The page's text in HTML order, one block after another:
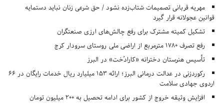
مهریه قربانی تصمیمات شتاب‌زده نشود / حق شرعی زنان نباید دستمایه
قوانین عجولانه قرار گیرد
تشکیل کمیته مشترک برای رفع چالش‌های ارزی صنعتگران
رفع تصرف ۱۷۸۰ مترمربع از اراضی ملی روستای سرودار کرج
تأسیس هنرستان دخترانه «کارادُخت» در البرز
رکوردزنی در عدالت درمانی البرز؛ ارائه ۱۵۳ میلیارد ریال خدمات رایگان در ۶۶
اردوی جهادی سلامت
افزایش وثیقه خروج از کشور برای ادامه تحصیل به ۲۰۰ میلیون تومان